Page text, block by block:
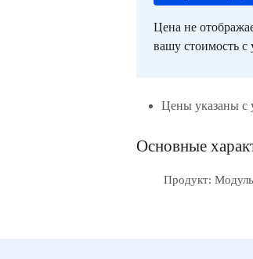
Цена не
вашу стоимость с
Цены указаны с
Основные
Продукт: Модуль